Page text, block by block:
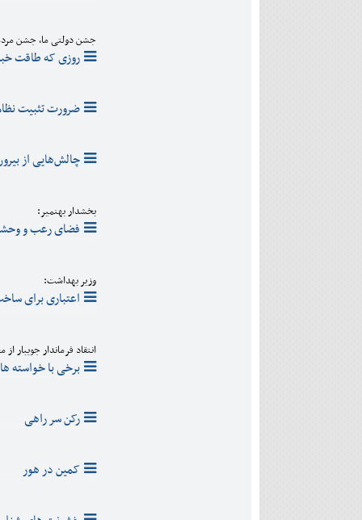
جشن دولتی ما، جشن
روزی که طاقت
ضرورت تثبیت
چالش‌هایی از
بخشدار بهنمیر:
فضای رعب و
وزیر بهداشت:
اعتباری برای
انتقاد فرماندار جویبار
برخی با خواسته
رکن سر راهی
کمین در هور